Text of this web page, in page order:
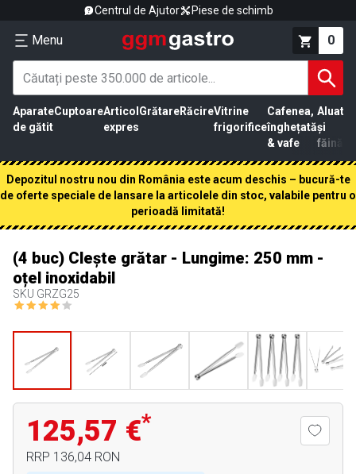
Centrul de Ajutor Piese de schimb
Menu 0
Aparate
de gătit
CuptoareArticol
expres
GrătareRăcireVitrine
frigorifice
Cafenea,
înghețată
& vafe
Aluat
și
făină
Depozitul nostru nou din România este acum deschis – bucură-te
de oferte speciale de lansare la articolele din stoc, valabile pentru o
perioadă limitată!
(4 buc) Clește grătar - Lungime: 250 mm -
oțel inoxidabil
SKU GRZG25
125,57 €*
RRP 136,04 RON